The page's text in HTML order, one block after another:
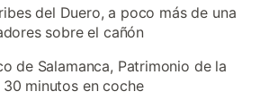
del Duero, a poco más de una
sobre el cañón
de Salamanca, Patrimonio de la
30 minutos en coche